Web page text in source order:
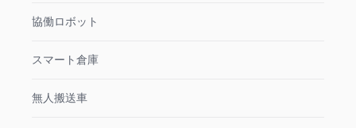
協働ロボット
スマート倉庫
無人搬送車